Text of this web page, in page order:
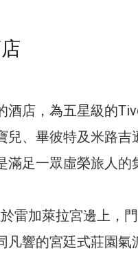
酒店，為五星級的
兒、畢彼特及米路
足一眾虛榮旅人的
雷加萊拉宮邊上，
凡響的宮廷式莊園